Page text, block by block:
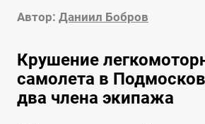
Автор: Даниил Бобров
Крушение
самолета в
два члена экипажа